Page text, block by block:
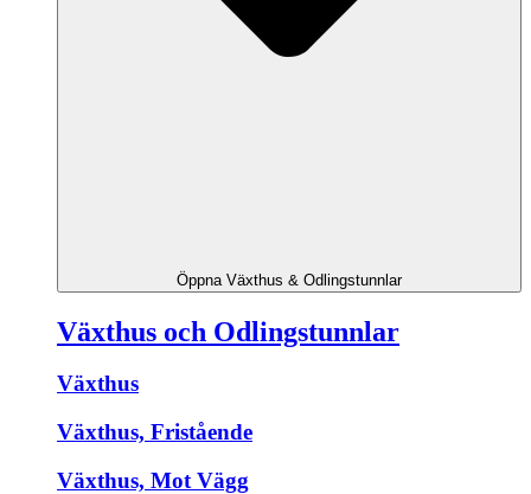
Öppna Växthus & Odlingstunnlar
Växthus och Odlingstunnlar
Växthus
Växthus, Fristående
Växthus, Mot Vägg